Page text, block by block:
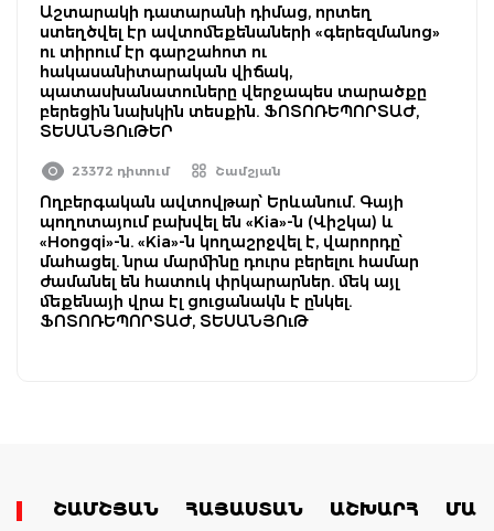
Աշտարակի դատարանի դիմաց, որտեղ
ստեղծվել էր ավտոմեքենաների «գերեզմանոց»
ու տիրում էր գարշահոտ ու
հակասանիտարական վիճակ,
պատասխանատուները վերջապես տարածքը
բերեցին նախկին տեսքին. ՖՈՏՈՌԵՊՈՐՏԱԺ,
ՏԵՍԱՆՅՈւԹԵՐ
23372 դիտում Շամշյան
Ողբերգական ավտովթար՝ Երևանում. Գայի
պողոտայում բախվել են «Kia»-ն (Վիշկա) և
«Hongqi»-ն. «Kia»-ն կողաշրջվել է, վարորդը՝
մահացել. նրա մարմինը դուրս բերելու համար
ժամանել են հատուկ փրկարարներ. մեկ այլ
մեքենայի վրա էլ ցուցանակն է ընկել.
ՖՈՏՈՌԵՊՈՐՏԱԺ, ՏԵՍԱՆՅՈւԹ
ՇԱՄՇՅԱՆ ՀԱՅԱՍՏԱՆ ԱՇԽԱՐՀ